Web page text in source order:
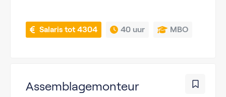
Salaris tot 4304 40 uur MBO
Assemblagemonteur